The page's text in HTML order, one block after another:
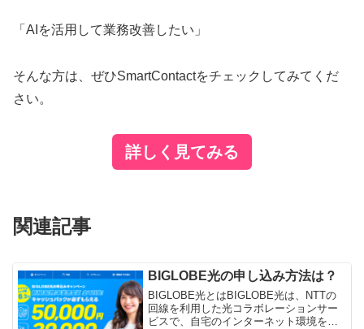
「AIを活用して業務改善したい」
そんな方は、ぜひSmartContactをチェックしてみてくだ
さい。
詳しく見てみる
関連記事
BIGLOBE光の申し込み方法は？
BIGLOBE光とはBIGLOBE光は、NTTの
回線を利用した光コラボレーションサー
ビスで、自宅のインターネット環境を安